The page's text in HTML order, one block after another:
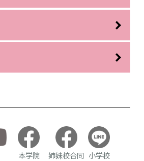
本学院 姉妹校合同 小学校